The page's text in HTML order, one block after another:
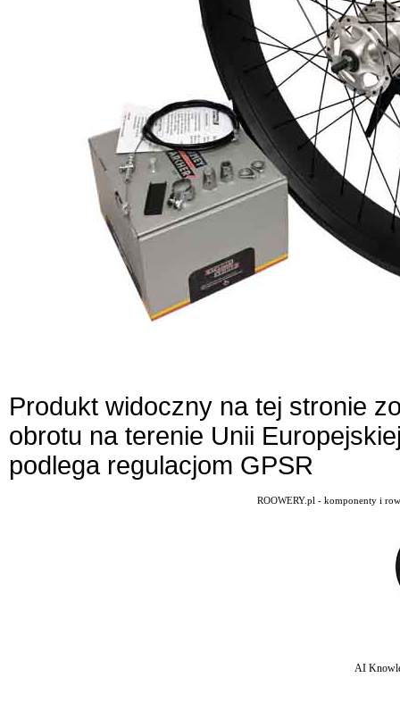
Produkt widoczny na tej stronie
obrotu na terenie Unii
podlega regulacjom GPSR
ROOWERY.pl - komponenty i
AI